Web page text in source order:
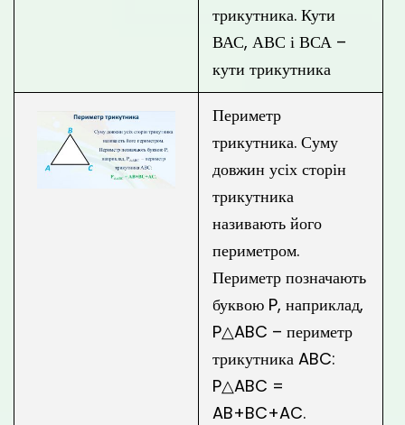
трикутника. Кути
ВАС, АВС і ВСА –
кути трикутника
Периметр
трикутника. Суму
довжин усіх сторін
трикутника
називають його
периметром.
Периметр позначають
буквою P, наприклад,
P△ABC – периметр
трикутника ABC:
P△ABC =
AB+BC+AC.